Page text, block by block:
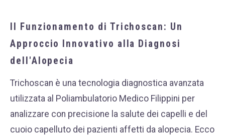
Il Funzionamento di Trichoscan: Un
Approccio Innovativo alla Diagnosi
dell'Alopecia
Trichoscan è una tecnologia diagnostica avanzata
utilizzata al Poliambulatorio Medico Filippini per
analizzare con precisione la salute dei capelli e del
cuoio capelluto dei pazienti affetti da alopecia. Ecco